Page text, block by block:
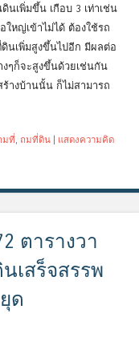
นเพิ่มขึ้น เกือบ 3 เท่าเช่น
หญ่เข้าไม่ได้ ต้องใช้รถ
นเพิ่มสูงขึ้นไปอีก มีผลต่อ
งๆก็จะสูงขึ้นด้วยเช่นกัน
างบ้านนั้น ก็ไม่สามารถ
มที่, ถมที่ดิน
แสดงความคิด
ตารางวา
เสร็จสรรพ
ด